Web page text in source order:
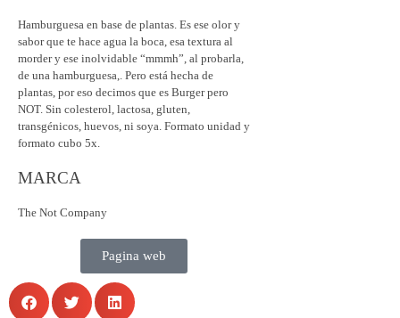
Hamburguesa en base de plantas. Es ese olor y
sabor que te hace agua la boca, esa textura al
morder y ese inolvidable “mmmh”, al probarla,
de una hamburguesa,. Pero está hecha de
plantas, por eso decimos que es Burger pero
NOT. Sin colesterol, lactosa, gluten,
transgénicos, huevos, ni soya. Formato unidad y
formato cubo 5x.
MARCA
The Not Company
Pagina web